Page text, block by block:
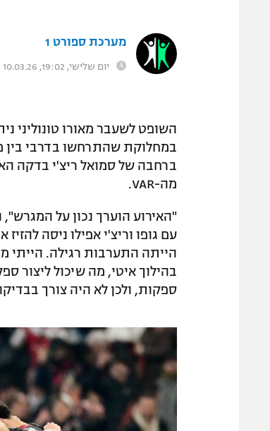
מערכת ספורט 1
יום שלישי, 19:02, 10.03.26
במחלוקת שהתרחשו בדרבי בין
ברחבה של סמואל ריצ'י בדקה
מה-VAR.
"האירוע הוערך נכון על המגרש",
עם גופו וריצ'י אפילו ניסה
הייתה התערבות רגילה. הייתי
ספקות, ולכן לא היה צורך